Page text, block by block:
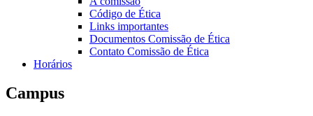
Código de Ética
Links importantes
Documentos Comissão de Ética
Contato Comissão de Ética
Horários
Campus